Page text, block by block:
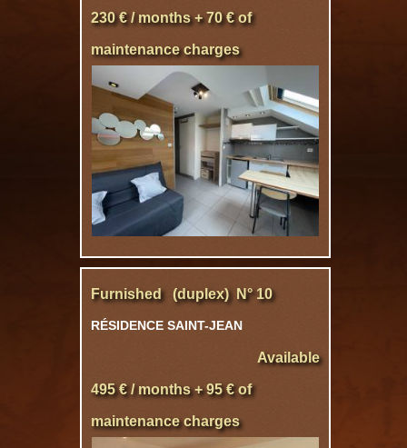
230 € / months + 70 € of
maintenance charges
Furnished (duplex) N° 10
RÉSIDENCE SAINT-JEAN
Available
495 € / months + 95 € of
maintenance charges